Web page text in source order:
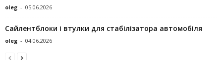
oleg - 05.06.2026
Сайлентблоки і втулки для стабілізатора автомобіля
oleg - 04.06.2026